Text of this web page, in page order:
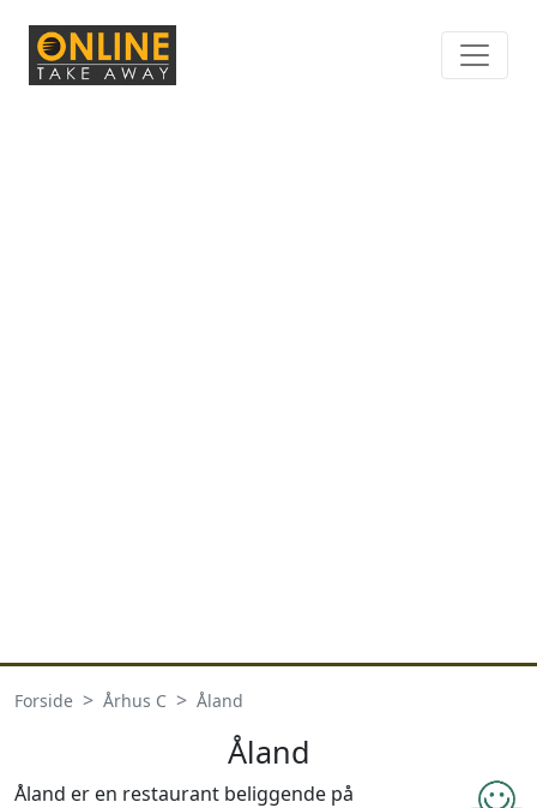
Forside Århus C Åland
Åland
Åland er en restaurant beliggende på